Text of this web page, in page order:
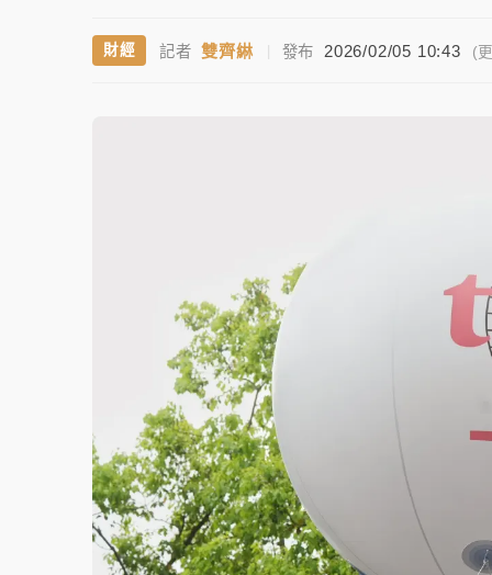
女律師陳昱瑄詐慈濟10億！黃金158kg遭查
父親節泡湯了！中颱白海豚雨彈轟3天 「紅
財經 記者 雙齊綝 | 發布 2026/02/05 10:43 (